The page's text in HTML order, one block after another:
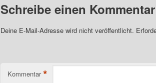
Schreibe einen Kommentar
Deine E-Mail-Adresse wird nicht veröffentlicht.
Kommentar *